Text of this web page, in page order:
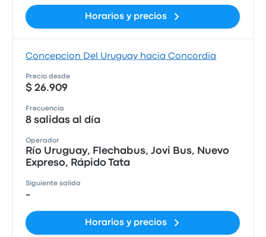
Horarios y precios
Concepcion Del Uruguay hacia Concordia
Precio desde
$ 26.909
Frecuencia
8 salidas al día
Operador
Río Uruguay, Flechabus, Jovi Bus, Nuevo
Expreso, Rápido Tata
Siguiente salida
-
Horarios y precios